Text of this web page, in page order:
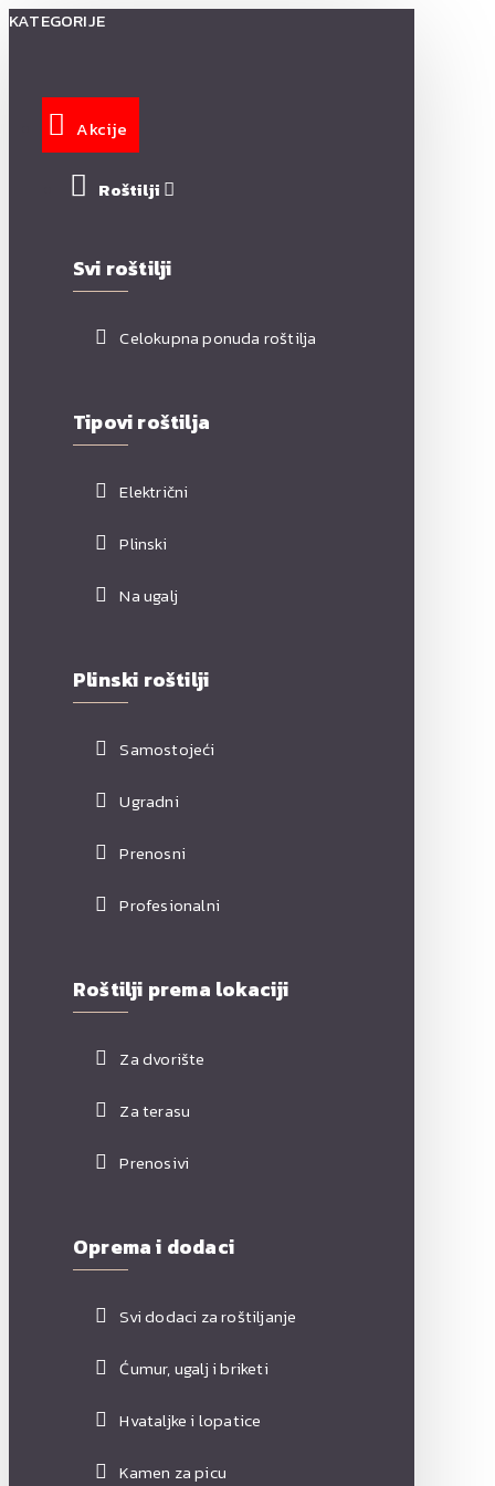
KATEGORIJE
Akcije
Roštilji
Svi roštilji
Celokupna ponuda roštilja
Tipovi roštilja
Električni
Plinski
Na ugalj
Plinski roštilji
Samostojeći
Ugradni
Prenosni
Profesionalni
Roštilji prema lokaciji
Za dvorište
Za terasu
Prenosivi
Oprema i dodaci
Svi dodaci za roštiljanje
Ćumur, ugalj i briketi
Hvataljke i lopatice
Kamen za picu